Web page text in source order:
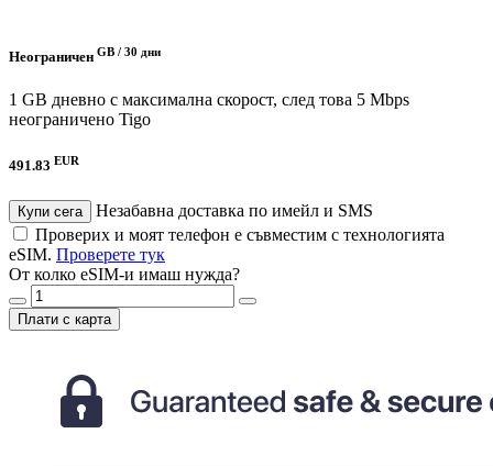
Неограничен GB / 30 дни
1 GB дневно с максимална скорост, след това 5 Mbps
неограничено Tigo
491.83 EUR
Купи сега
Незабавна доставка по имейл и SMS
Проверих и моят телефон е съвместим с технологията
eSIM. Проверете тук
От колко eSIM-и имаш нужда?
Плати с карта